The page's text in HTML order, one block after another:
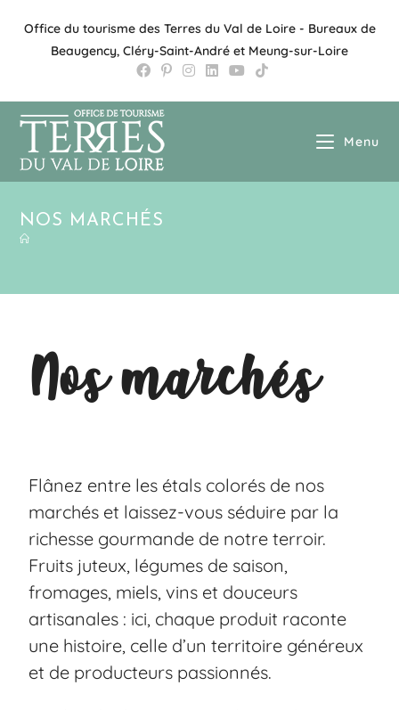
Office du tourisme des Terres du Val de Loire - Bureaux de
Beaugency, Cléry-Saint-André et Meung-sur-Loire
Menu
NOS MARCHÉS
Nos marchés
Flânez entre les étals colorés de nos
marchés et laissez-vous séduire par la
richesse gourmande de notre terroir.
Fruits juteux, légumes de saison,
fromages, miels, vins et douceurs
artisanales : ici, chaque produit raconte
une histoire, celle d’un territoire généreux
et de producteurs passionnés.